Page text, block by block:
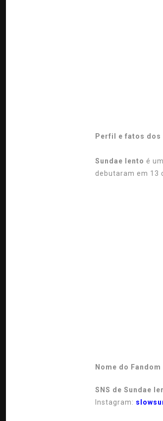
Perfil e fatos dos
Sundae lento é
debutaram em 13
Nome do Fandom
SNS de Sundae
Instagram: